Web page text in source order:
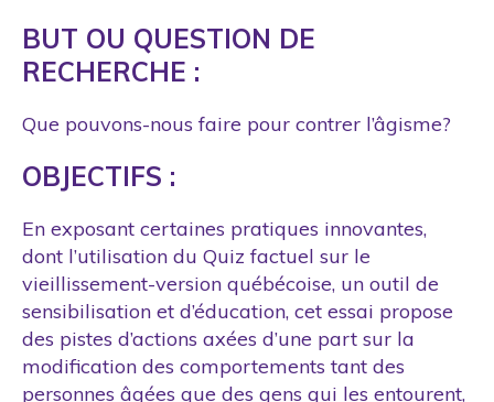
BUT OU QUESTION DE
RECHERCHE :
Que pouvons-nous faire pour contrer l’âgisme?
OBJECTIFS :
En exposant certaines pratiques innovantes,
dont l’utilisation du Quiz factuel sur le
vieillissement-version québécoise, un outil de
sensibilisation et d’éducation, cet essai propose
des pistes d’actions axées d’une part sur la
modification des comportements tant des
personnes âgées que des gens qui les entourent,